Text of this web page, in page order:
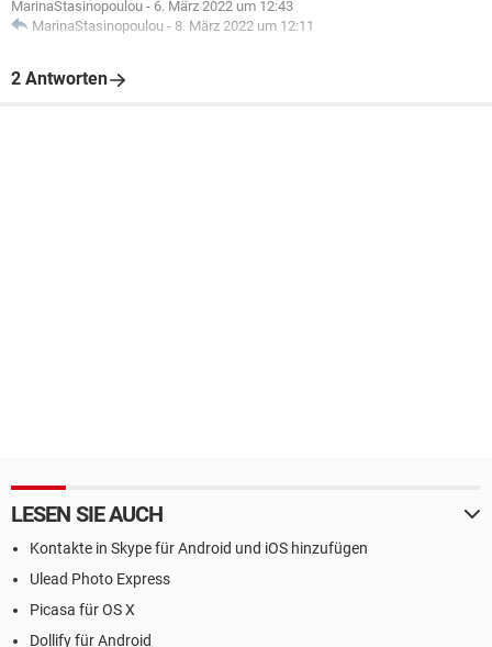
MarinaStasinopoulou - 6. März 2022 um 12:43
MarinaStasinopoulou - 8. März 2022 um 12:11
2 Antworten
LESEN SIE AUCH
Kontakte in Skype für Android und iOS hinzufügen
Ulead Photo Express
Picasa für OS X
Dollify für Android